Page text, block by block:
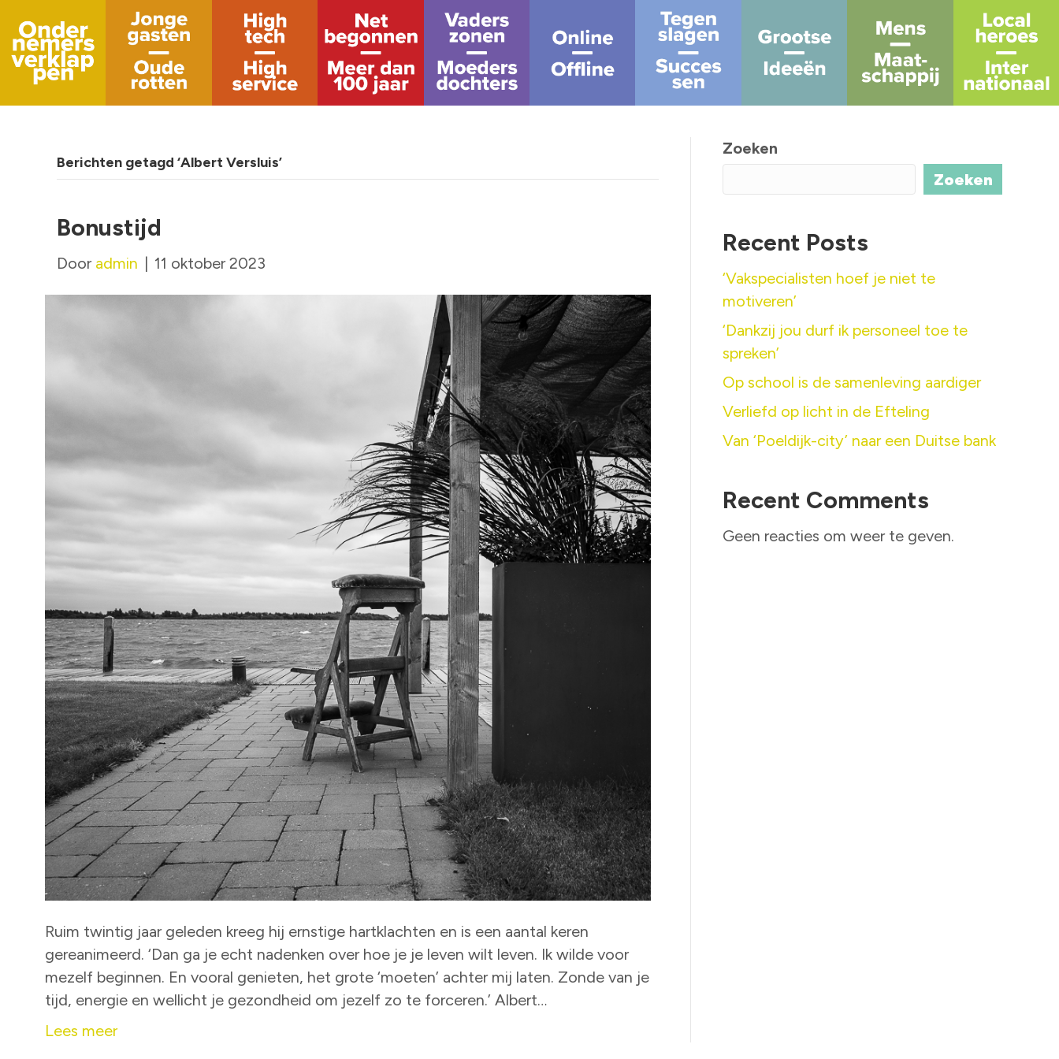
Berichten getagd ‘Albert Versluis’
Bonustijd
Door admin | 11 oktober 2023
Ruim twintig jaar geleden kreeg hij ernstige hartklachten en is een aantal keren
gereanimeerd. ‘Dan ga je echt nadenken over hoe je je leven wilt leven. Ik wilde voor
mezelf beginnen. En vooral genieten, het grote ‘moeten’ achter mij laten. Zonde van je
tijd, energie en wellicht je gezondheid om jezelf zo te forceren.’ Albert…
Lees meer
Zoeken
Zoeken
Recent Posts
‘Vakspecialisten hoef je niet te
motiveren’
‘Dankzij jou durf ik personeel toe te
spreken’
Op school is de samenleving aardiger
Verliefd op licht in de Efteling
Van ‘Poeldijk-city’ naar een Duitse bank
Recent Comments
Geen reacties om weer te geven.